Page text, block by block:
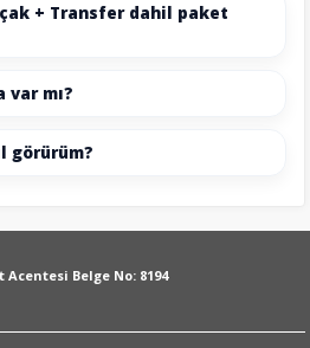
+ Transfer dahil paket
var mı?
görürüm?
Belge No: 8194